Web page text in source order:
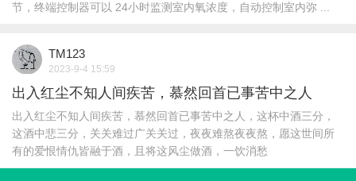
节，终端控制器可以 24小时监测室内氧浓度，自动控制室内弥 ...
TM123
2023-9-4 15:59
出入红尘不知人间疾苦，慕然回首已事苦中之人
出入红尘不知人间疾苦，慕然回首已事苦中之人，这杯中酒三分，
这酒中悲三分，关关难过广关关过，夜夜难熬夜夜熬，愿这世间所
有的爱恨情仇皆融于酒，且将这风尘做酒，一饮消愁